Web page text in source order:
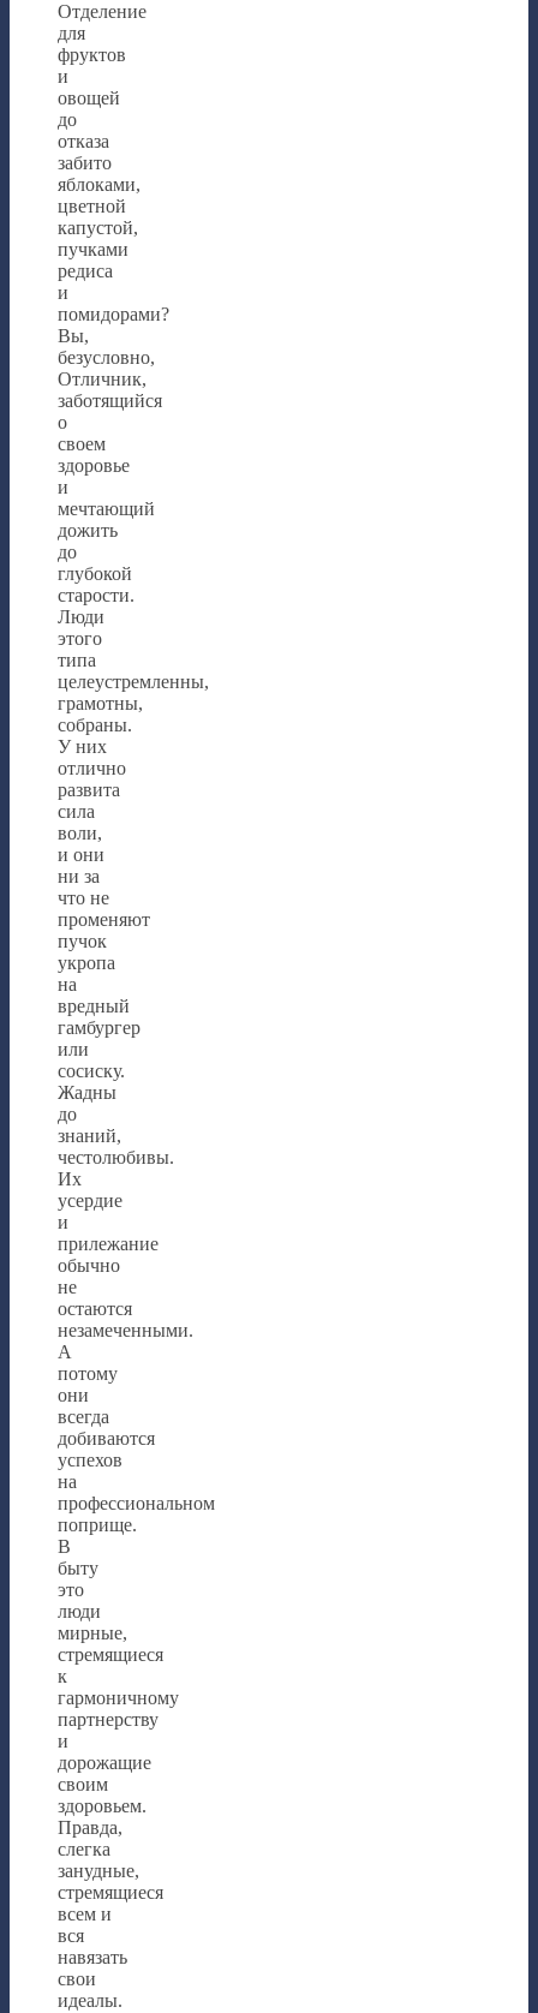
Отделение
для
фруктов
и
овощей
до
отказа
забито
яблоками,
цветной
капустой,
пучками
редиса
и
помидорами?
Вы,
безусловно,
Отличник,
заботящийся
о
своем
здоровье
и
мечтающий
дожить
до
глубокой
старости.
Люди
этого
типа
целеустремленны,
грамотны,
собраны.
У них
отлично
развита
сила
воли,
и они
ни за
что не
променяют
пучок
укропа
на
вредный
гамбургер
или
сосиску.
Жадны
до
знаний,
честолюбивы.
Их
усердие
и
прилежание
обычно
не
остаются
незамеченными.
А
потому
они
всегда
добиваются
успехов
на
профессиональном
поприще.
В
быту
это
люди
мирные,
стремящиеся
к
гармоничному
партнерству
и
дорожащие
своим
здоровьем.
Правда,
слегка
занудные,
стремящиеся
всем и
вся
навязать
свои
идеалы.